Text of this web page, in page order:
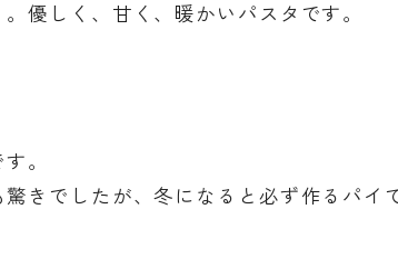
優しく、甘く、暖かいパスタです。
。
きでしたが、冬になると必ず作るパイ